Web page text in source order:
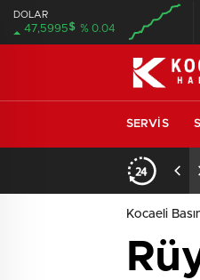
DOLAR
47,5995$ % 0.04
SERVIS
Kocaeli